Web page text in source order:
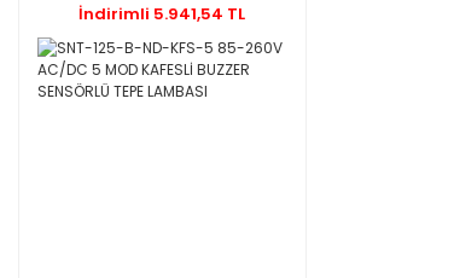
İndirimli 5.941,54 TL